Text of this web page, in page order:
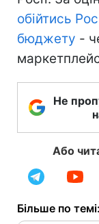
обійтись
бюджету -
Не
Або
Більше по темі: